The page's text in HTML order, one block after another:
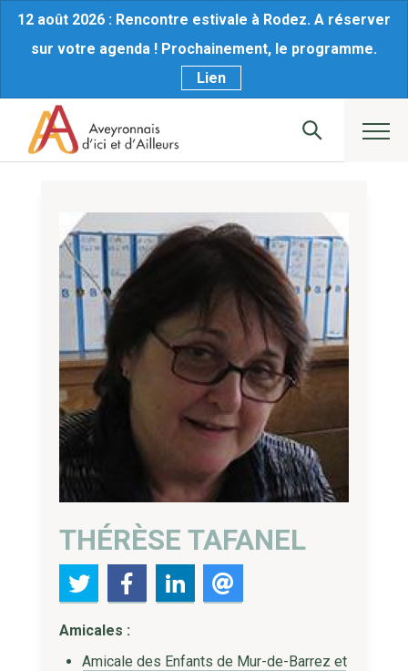
12 août 2026 : Rencontre estivale à Rodez. A réserver
sur votre agenda ! Prochainement, le programme.
Lien
THÉRÈSE TAFANEL
Amicales :
Amicale des Enfants de Mur-de-Barrez et